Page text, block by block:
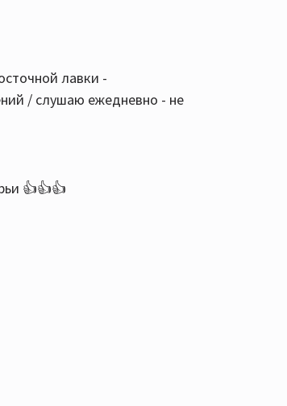
лавки -
/ слушаю ежедневно - не
👍👍👍